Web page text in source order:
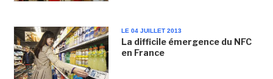
LE 04 JUILLET 2013
La difficile émergence du NFC
en France